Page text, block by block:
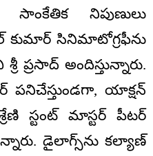
నిపుణులు
కుమార్ సినిమాటోగ్రఫీను
ప్రసాద్ అందిస్తున్నారు.
పనిచేస్తుండగా, యాక్షన్
స్టంట్ మాస్టర్ పీటర్
డైలాగ్స్‌ను కల్యాణ్